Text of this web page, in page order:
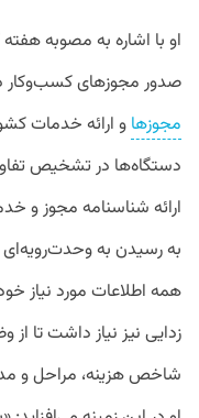
او با اشاره به مصوبه
صدور مجوزهای کسب‌وکار
مجوزها و ارائه خدمات
دستگاه‌ها در تشخیص
ارائه شناسنامه مجوز و
به رسیدن به
همه اطلاعات مورد نیاز
زدایی نیز نیاز داشت تا
شاخص هزینه، مراحل و